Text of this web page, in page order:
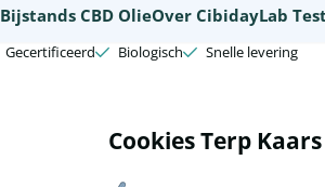
Bijstands CBD OlieOver CibidayLab
Gecertificeerd Biologisch
Snelle levering
Cookies Terp Kaars